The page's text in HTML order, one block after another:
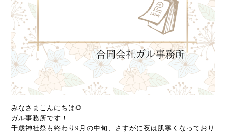
みなさまこんにちは🌻
ガル事務所です！
千歳神社祭も終わり9月の中旬、さすがに夜は肌寒くなっており